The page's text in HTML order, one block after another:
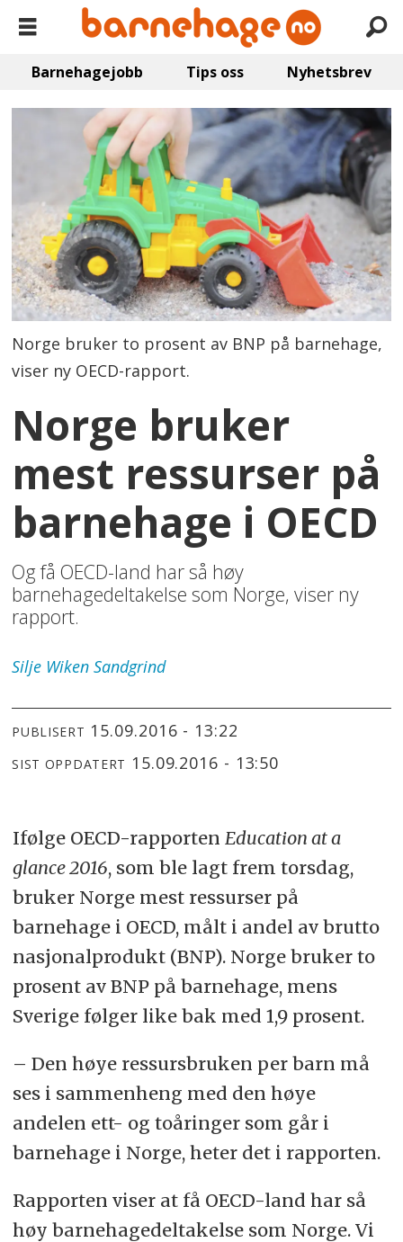
Barnehagejobb Tips oss Nyhetsbrev
Norge bruker to prosent av BNP på barnehage,
viser ny OECD-rapport.
Norge bruker
mest ressurser på
barnehage i OECD
Og få OECD-land har så høy
barnehagedeltakelse som Norge, viser ny
rapport.
Silje Wiken Sandgrind
PUBLISERT 15.09.2016 - 13:22
SIST OPPDATERT 15.09.2016 - 13:50
Ifølge OECD-rapporten Education at a
glance 2016, som ble lagt frem torsdag,
bruker Norge mest ressurser på
barnehage i OECD, målt i andel av brutto
nasjonalprodukt (BNP). Norge bruker to
prosent av BNP på barnehage, mens
Sverige følger like bak med 1,9 prosent.
– Den høye ressursbruken per barn må
ses i sammenheng med den høye
andelen ett- og toåringer som går i
barnehage i Norge, heter det i rapporten.
Rapporten viser at få OECD-land har så
høy barnehagedeltakelse som Norge. Vi